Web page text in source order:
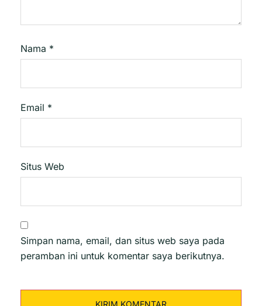
Nama *
Email *
Situs Web
Simpan nama, email, dan situs web saya pada
peramban ini untuk komentar saya berikutnya.